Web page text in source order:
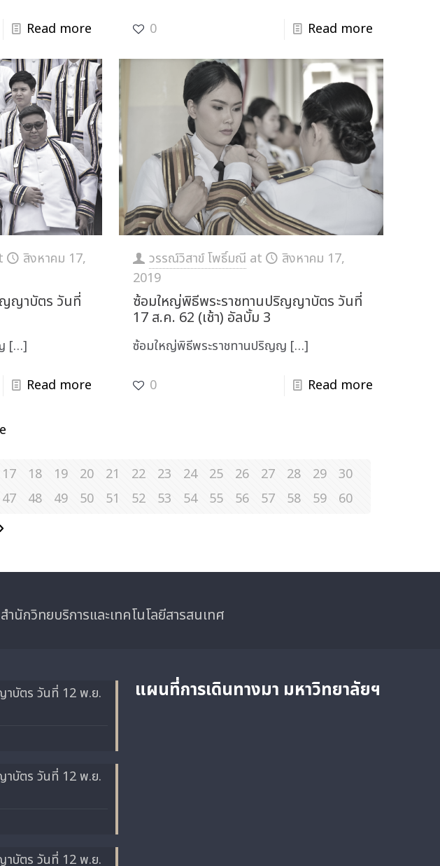
Read more 0 Read more
สิงหาคม 17,
ญาบัตร วันที่
[…]
Read more
วรรณ์วิสาข์ โพธิ์มณี at
สิงหาคม 17,
2019
ซ้อมใหญ่พิธีพระราชทานปริญญาบัตร วันที่
17 ส.ค. 62 (เช้า) อัลบั้ม 3
ซ้อมใหญ่พิธีพระราชทานปริญญ […]
0 Read more
17 18 19 20 21 22 23 24 25 26 27 28 29
30
47 48 49 50 51 52 53 54 55 56 57 58 59
60
นักวิทยบริการและเทคโนโลยีสารสนเทศ
บัตร วันที่ 12 พ.ย.
บัตร วันที่ 12 พ.ย.
บัตร วันที่ 12 พ.ย.
แผนที่การเดินทางมา มหาวิทยาลัยฯ